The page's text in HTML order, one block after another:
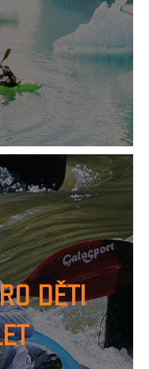
DĚTI